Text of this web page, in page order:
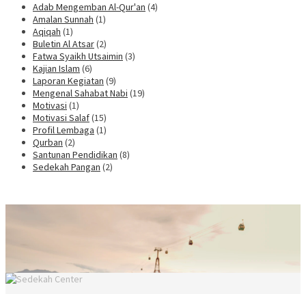
Adab Mengemban Al-Qur'an (4)
Amalan Sunnah (1)
Aqiqah (1)
Buletin Al Atsar(2)
Fatwa Syaikh Utsaimin (3)
Kajian Islam (6)
Laporan Kegiatan (9)
Mengenal Sahabat Nabi (19)
Motivasi (1)
Motivasi Salaf(15)
Profil Lembaga (1)
Qurban (2)
Santunan Pendidikan (8)
Sedekah Pangan (2)